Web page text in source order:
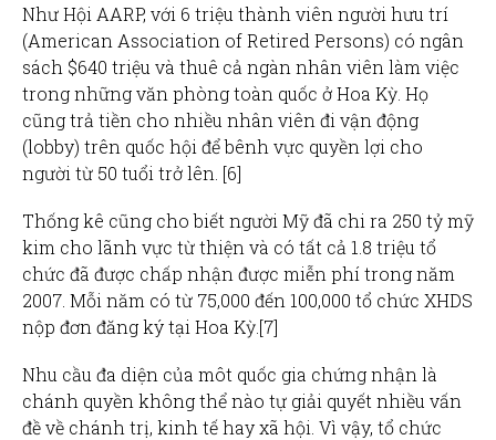
Như Hội AARP, với 6 triệu thành viên người hưu trí
(American Association of Retired Persons) có ngân
sách $640 triệu và thuê cả ngàn nhân viên làm việc
trong những văn phòng toàn quốc ở Hoa Kỳ. Họ
cũng trả tiền cho nhiều nhân viên đi vận động
(lobby) trên quốc hội để bênh vực quyền lợi cho
người từ 50 tuổi trở lên. [6]
Thống kê cũng cho biết người Mỹ đã chi ra 250 tỷ mỹ
kim cho lãnh vực từ thiện và có tất cả 1.8 triệu tổ
chức đã được chấp nhận được miễn phí trong năm
2007. Mỗi năm có từ 75,000 đến 100,000 tổ chức XHDS
nộp đơn đăng ký tại Hoa Kỳ.[7]
Nhu cầu đa diện của môt quốc gia chứng nhận là
chánh quyền không thể nào tự giải quyết nhiều vấn
đề về chánh trị, kinh tế hay xã hội. Vì vậy, tổ chức